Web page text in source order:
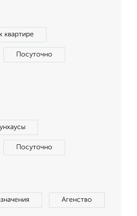
квартире
Посуточно
Посуточно
Агенство